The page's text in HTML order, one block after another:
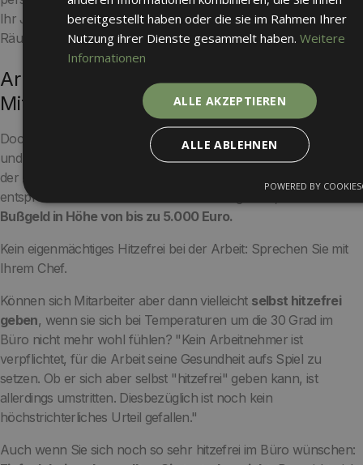
Ihr Jacket ablegen, muss Ihr Chef erst einmal versuchen, die
Räume zu kühlen.
Arbeitgeber droht Bußgeld, wenn er
Mitarbeiter nicht schützt
Doch was tun, wenn der Chef sich nicht an die Vorgaben hält
und er sein Mitarbeiter in der Hitze "schmoren" lässt? Wenn
der Arbeitgeber bei steigenden Raumtemperaturen versäumt,
entsprechende Schutzmaßnahmen zu ergreifen, droht ihm ein
Bußgeld in Höhe von bis zu 5.000 Euro.
Kein eigenmächtiges Hitzefrei bei der Arbeit: Sprechen Sie mit
Ihrem Chef.
Können sich Mitarbeiter aber dann vielleicht selbst hitzefrei
geben, wenn sie sich bei Temperaturen um die 30 Grad im
Büro nicht mehr wohl fühlen? "Kein Arbeitnehmer ist
verpflichtet, für die Arbeit seine Gesundheit aufs Spiel zu
setzen. Ob er sich aber selbst "hitzefrei" geben kann, ist
allerdings umstritten. Diesbezüglich ist noch kein
höchstrichterliches Urteil gefallen."
Auch wenn Sie sich noch so sehr hitzefrei im Büro wünschen:
bereitgestellt haben oder die sie im Rahmen Ihrer
Nutzung ihrer Dienste gesammelt haben. Weitere
Informationen
ALLE AKZEPTIEREN
ALLE ABLEHNEN
POWERED BY